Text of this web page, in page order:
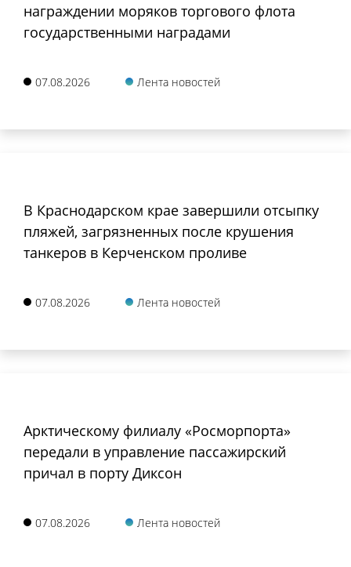
награждении моряков торгового флота
государственными наградами
07.08.2026 Лента новостей
В Краснодарском крае завершили отсыпку
пляжей, загрязненных после крушения
танкеров в Керченском проливе
07.08.2026 Лента новостей
Арктическому филиалу «Росморпорта»
передали в управление пассажирский
причал в порту Диксон
07.08.2026 Лента новостей